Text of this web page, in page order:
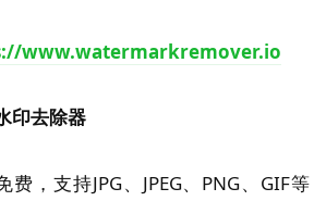
www.watermarkremover.io
去除器
费，支持JPG、JPEG、PNG、GIF等